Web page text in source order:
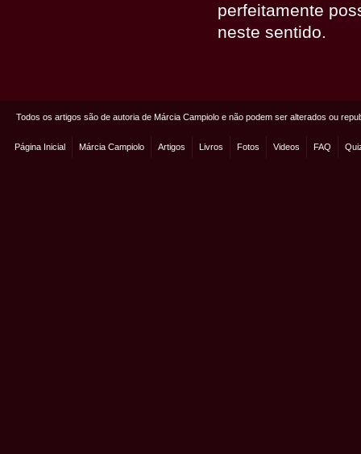
perfeitamente
neste sentido.
Todos os artigos são de autoria de Márcia Campiolo e não podem ser alterados ou
Página Inicial Márcia Campiolo Artigos Livros Fotos Videos FAQ